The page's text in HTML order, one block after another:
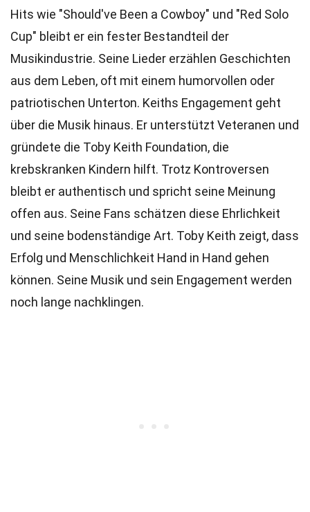
Hits wie "Should've Been a Cowboy" und "Red Solo
Cup" bleibt er ein fester Bestandteil der
Musikindustrie. Seine Lieder erzählen Geschichten
aus dem Leben, oft mit einem humorvollen oder
patriotischen Unterton. Keiths Engagement geht
über die Musik hinaus. Er unterstützt Veteranen und
gründete die Toby Keith Foundation, die
krebskranken Kindern hilft. Trotz Kontroversen
bleibt er authentisch und spricht seine Meinung
offen aus. Seine Fans schätzen diese Ehrlichkeit
und seine bodenständige Art. Toby Keith zeigt, dass
Erfolg und Menschlichkeit Hand in Hand gehen
können. Seine Musik und sein Engagement werden
noch lange nachklingen.